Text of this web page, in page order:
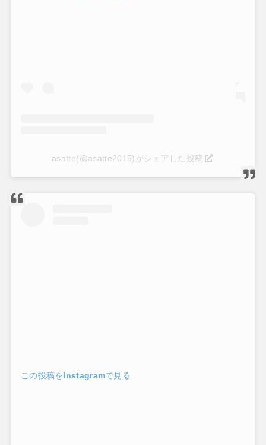
asatte(@asatte2015)がシェアした投稿
この投稿をInstagramで見る